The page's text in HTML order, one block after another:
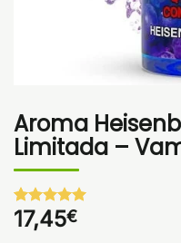
Aroma
Limitada –
Valorado
con
5de 5
1
17,45€